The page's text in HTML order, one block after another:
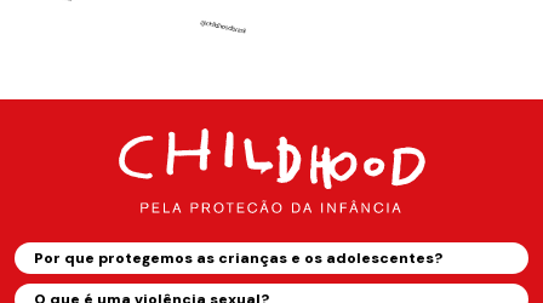
Por que protegemos as crianças e os adolescentes?